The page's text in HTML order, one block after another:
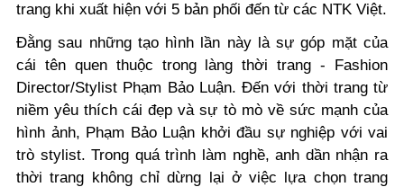
trang khi xuất hiện với 5 bản phối đến từ các NTK Việt.
Đằng sau những tạo hình lần này là sự góp mặt của
cái tên quen thuộc trong làng thời trang - Fashion
Director/Stylist Phạm Bảo Luận. Đến với thời trang từ
niềm yêu thích cái đẹp và sự tò mò về sức mạnh của
hình ảnh, Phạm Bảo Luận khởi đầu sự nghiệp với vai
trò stylist. Trong quá trình làm nghề, anh dần nhận ra
thời trang không chỉ dừng lại ở việc lựa chọn trang